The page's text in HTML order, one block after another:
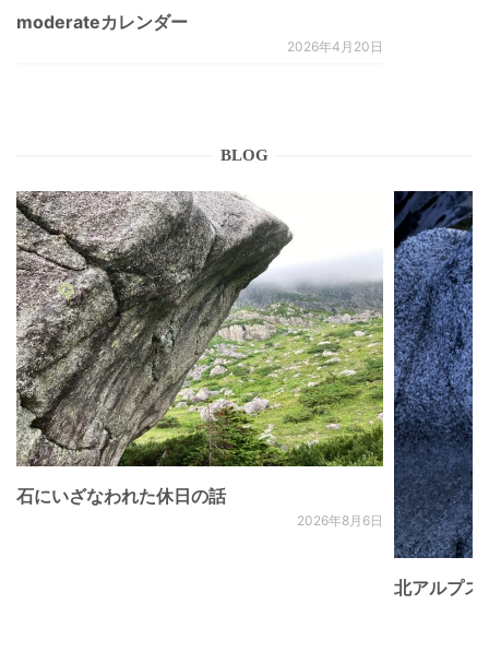
moderateカレンダー
2026年4月20日
BLOG
石にいざなわれた休日の話
2026年8月6日
北アルプ